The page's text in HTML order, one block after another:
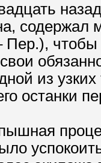
Пер.),
из
останки